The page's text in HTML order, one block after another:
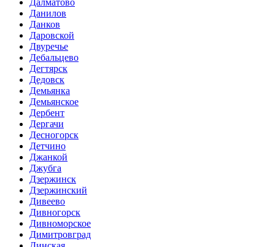
Далматово
Данилов
Данков
Даровской
Двуречье
Дебальцево
Дегтярск
Дедовск
Демьянка
Демьянское
Дербент
Дергачи
Десногорск
Детчино
Джанкой
Джубга
Дзержинск
Дзержинский
Дивеево
Дивногорск
Дивноморское
Димитровград